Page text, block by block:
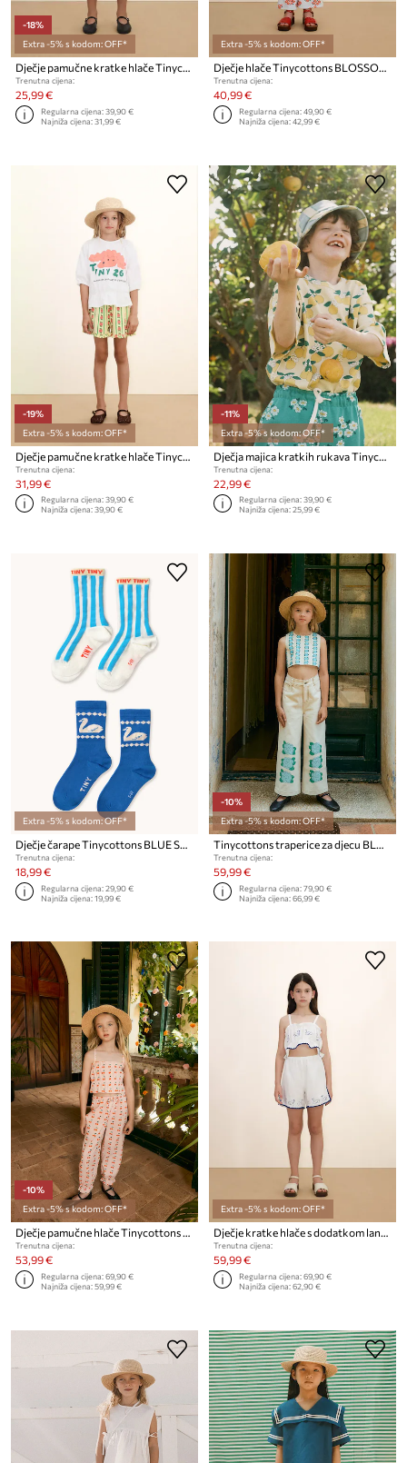
-18%
Extra -5% s kodom: OFF*
Dječje pamučne kratke hlače Tinycottons ROSES SHORTS
Trenutna cijena:
25,99 €
Regularna cijena:39,90 €
Najniža cijena:31,99 €
Extra -5% s kodom: OFF*
Dječje hlače Tinycottons BLOSSOMS RIB PANT
Trenutna cijena:
40,99 €
Regularna cijena:49,90 €
Najniža cijena:42,99 €
-19%
Extra -5% s kodom: OFF*
Trenutna cijena:
31,99 €
Regularna cijena:39,90 €
Najniža cijena:39,90 €
-11%
Extra -5% s kodom: OFF*
Trenutna cijena:
22,99 €
Regularna cijena:39,90 €
Najniža cijena:25,99 €
Extra -5% s kodom: OFF*
Dječje čarape Tinycottons BLUE STRIPES & SWAN MEDIUM SOCKS 2-pack
Trenutna cijena:
18,99 €
Regularna cijena:29,90 €
Najniža cijena:19,99 €
-10%
Extra -5% s kodom: OFF*
Tinycottons traperice za djecu BLUE FLOWER PRINT
Trenutna cijena:
59,99 €
Regularna cijena:79,90 €
Najniža cijena:66,99 €
-10%
Extra -5% s kodom: OFF*
Dječje pamučne hlače Tinycottons CHERRIES PANT
Trenutna cijena:
53,99 €
Regularna cijena:69,90 €
Najniža cijena:59,99 €
Extra -5% s kodom: OFF*
Dječje kratke hlače s dodatkom lana Tinycottons SWANS LINEN SHORTS
Trenutna cijena:
59,99 €
Regularna cijena:69,90 €
Najniža cijena:62,90 €